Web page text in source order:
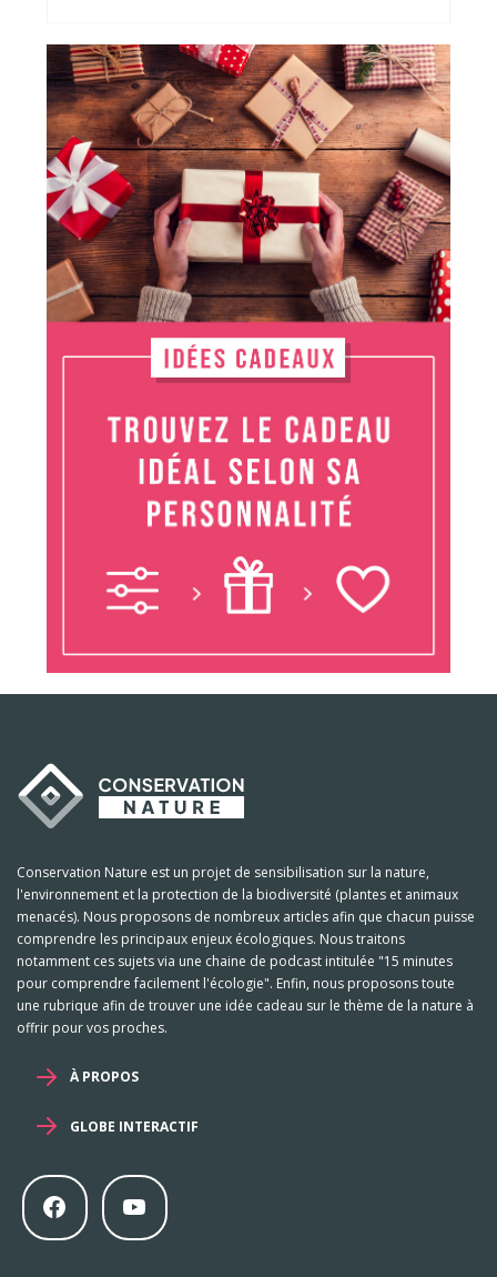
Conservation Nature est un projet de sensibilisation sur la nature,
l'environnement et la protection de la biodiversité (plantes et animaux
menacés). Nous proposons de nombreux articles afin que chacun puisse
comprendre les principaux enjeux écologiques. Nous traitons
notamment ces sujets via une chaine de podcast intitulée "15 minutes
pour comprendre facilement l'écologie". Enfin, nous proposons toute
une rubrique afin de trouver une idée cadeau sur le thème de la nature à
offrir pour vos proches.
À PROPOS
GLOBE INTERACTIF